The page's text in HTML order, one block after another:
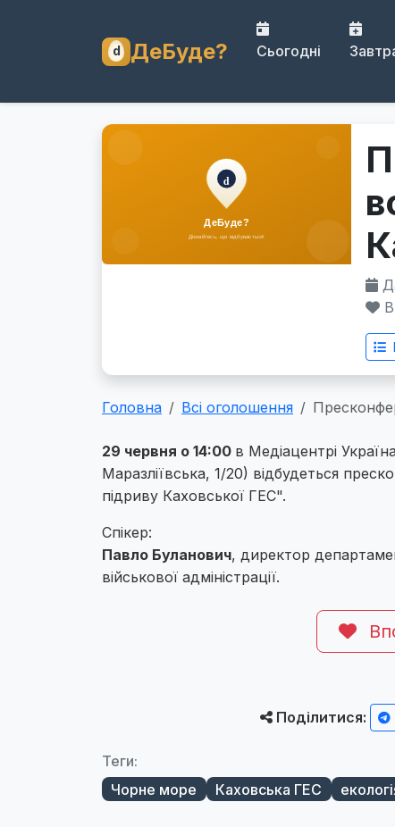
ДеБуде? Сьогодні
Головна Всі оголошення
29 червня о 14:00 в Медіацентрі
Маразліївська, 1/20) відбудеться
підриву Каховської ГЕС".
Спікер:
Павло Буланович, директор
військової адміністрації.
Поділитися:
Теги:
Чорне море
Каховська ГЕС